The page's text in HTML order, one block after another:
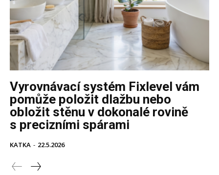
Vyrovnávací systém Fixlevel vám
pomůže položit dlažbu nebo
obložit stěnu v dokonalé rovině
s precizními spárami
KATKA - 22.5.2026